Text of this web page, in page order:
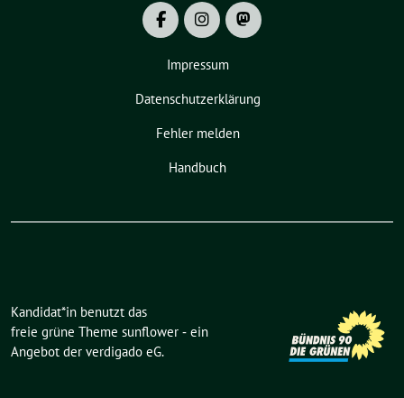
Impressum
Datenschutzerklärung
Fehler melden
Handbuch
Kandidat*in benutzt das
freie grüne Theme sunflower ‐ ein
Angebot der verdigado eG.